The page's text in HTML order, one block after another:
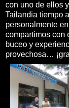
con uno de ellos
Tailandia tiempo
personalmente
compartimos con
buceo y
provechosa…